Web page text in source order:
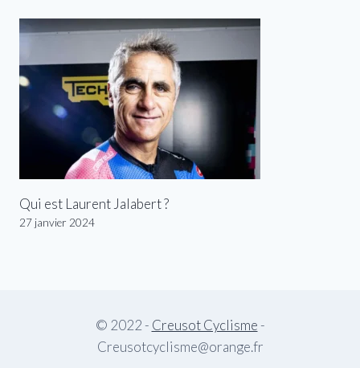
Qui est Laurent Jalabert ?
27 janvier 2024
© 2022 - Creusot Cyclisme -
Creusotcyclisme@orange.fr